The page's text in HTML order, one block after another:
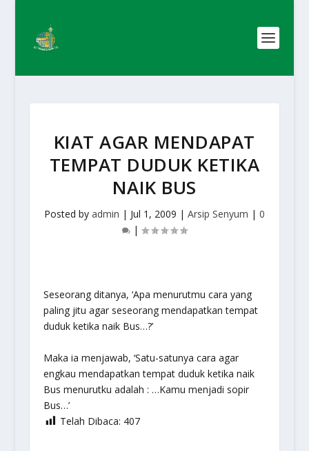
KIAT AGAR MENDAPAT
TEMPAT DUDUK KETIKA
NAIK BUS
Posted by admin | Jul 1, 2009 | Arsip Senyum | 0
|
Seseorang ditanya, ‘Apa menurutmu cara yang
paling jitu agar seseorang mendapatkan tempat
duduk ketika naik Bus…?’
Maka ia menjawab, ‘Satu-satunya cara agar
engkau mendapatkan tempat duduk ketika naik
Bus menurutku adalah : …Kamu menjadi sopir
Bus…’
Telah Dibaca: 407